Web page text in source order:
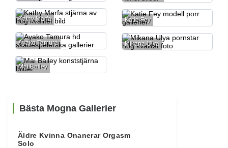
Kathy Marfa Katie Fey
Ayako Tamura Mikana Ulya
Mai Bailey
Bästa Mogna Gallerier
Äldre Kvinna Onanerar Orgasm
Solo